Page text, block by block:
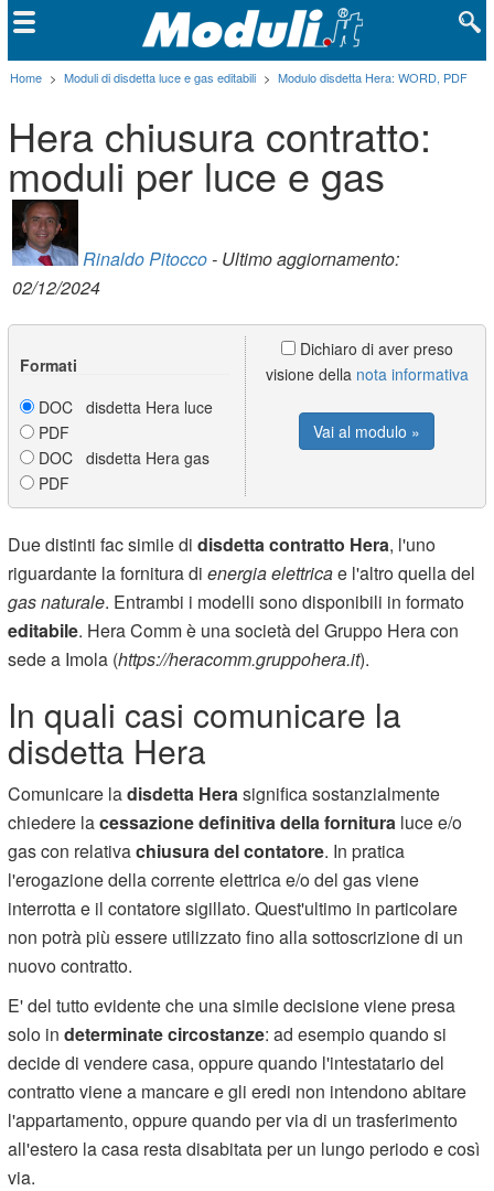
Home > Moduli di disdetta luce e gas editabili > Modulo disdetta Hera: WORD, PDF
Hera chiusura contratto:
moduli per luce e gas
Rinaldo Pitocco- Ultimo aggiornamento:
02/12/2024
Formati
DOC disdetta Hera luce
PDF
DOC disdetta Hera gas
PDF
Dichiaro di aver preso
visione della nota informativa
Vai al modulo »
Due distinti fac simile didisdetta contratto Hera, l'uno
riguardante la fornitura dienergia elettricae l'altro quella del
gas naturale. Entrambi i modelli sono disponibili in formato
editabile. Hera Comm è una società del Gruppo Hera con
sede a Imola (https://heracomm.gruppohera.it).
In quali casi comunicare la
disdetta Hera
Comunicare ladisdetta Hera significa sostanzialmente
chiedere lacessazione definitiva della fornitura luce e/o
gas con relativachiusura del contatore. In pratica
l'erogazione della corrente elettrica e/o del gas viene
interrotta e il contatore sigillato. Quest'ultimo in particolare
non potrà più essere utilizzato fino alla sottoscrizione di un
nuovo contratto.
E' del tutto evidente che una simile decisione viene presa
solo indeterminate circostanze: ad esempio quando si
decide di vendere casa, oppure quando l'intestatario del
contratto viene a mancare e gli eredi non intendono abitare
l'appartamento, oppure quando per via di un trasferimento
all'estero la casa resta disabitata per un lungo periodo e così
via.